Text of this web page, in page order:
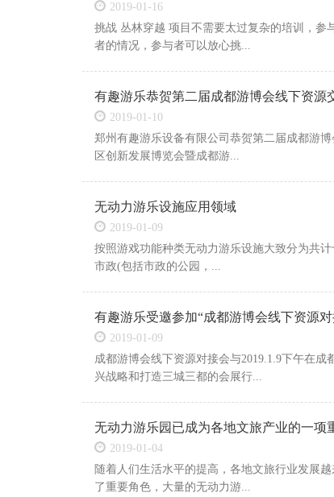
2019-01-16
挑战 丛林穿越 项目不需要太过复杂的培训，
者的情况，参与者可以放心挑...
有趣游乐恭贺第二届成都游博会线下资源
2019-01-10
郑州有趣游乐设备有限公司恭贺第二届成都游
区创新发展博览会暨成都游...
无动力游乐设施应用领域
2019-01-09
按照游戏功能种类无动力游乐设施大致分为共
市政(包括市政的公园，...
有趣游乐受邀参加“成都游博会线下资源对
2019-01-09
成都游博会线下资源对接会与2019.1.9下午在
兴战略和打造三城三都的会展行...
无动力游乐园已成为各地文旅产业的一项
2019-01-04
随着人们生活水平的提高，各地文旅行业发展
了重要角色，大量的无动力游...